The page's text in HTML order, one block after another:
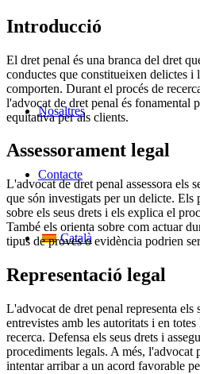
Nosaltres
Contacte
Català
Introducció
El dret penal és una branca del dret
conductes que constitueixen delictes i
comporten. Durant el procés de
l'advocat de dret penal és fonamental
equitativa per als clients.
Assessorament legal
L'advocat de dret penal assessora els
que són investigats per un delicte.
sobre els seus drets i els explica el
També els orienta sobre com actuar
tipus de proves o evidència podrien
Representació legal
L'advocat de dret penal representa els
entrevistes amb les autoritats i en totes
recerca. Defensa els seus drets i
procediments legals. A més, l'advocat
intentar arribar a un acord favorable